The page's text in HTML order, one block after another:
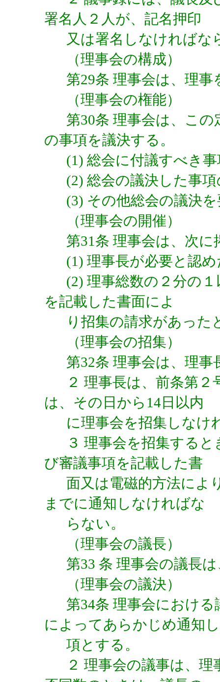
署名人２人が、記名押印
又は署名しなければな
（理事会の構成）
第29条 理事会は、理
（理事会の権能）
第30条 理事会は、こ
の事項を議決する。
(1) 総会に付議すべき事
(2) 総会の議決した事
(3) その他総会の議決
（理事会の開催）
第31条 理事会は、次
(1) 理事長が必要と認
(2) 理事総数の２分の
を記載した書面によ
り招集の請求があった
（理事会の招集）
第32条 理事会は、理事
２ 理事長は、前条第
は、その日から14日以内
に理事会を招集しなけ
３ 理事会を招集する
び審議事項を記載した書
面又は電磁的方法によ
までに通知しなければな
らない。
（理事会の議長）
第33 条 理事会の議長
（理事会の議決）
第34条 理事会におけ
によってあらかじめ通知
項とする。
２ 理事会の議事は、